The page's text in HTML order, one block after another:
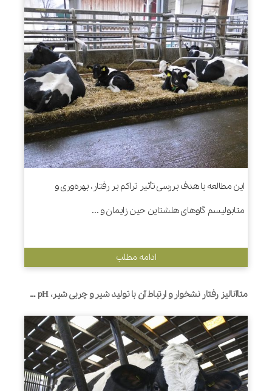
این مطالعه با هدف بررسی تأثیر تراکم بر رفتار، بهره‌وری و
متابولیسم گاوهای هلشتاین حین زایمان و ...
ادامه مطلب
متاآنالیز رفتار نشخوار و ارتباط آن با تولید شیر و چربی شیر، pH شکمبه و قابلیت هضم در گاوهای شیرده